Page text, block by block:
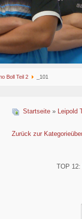
Boll Teil 2 _101
Startseite » Leipold
Zurück zur
TOP 12: